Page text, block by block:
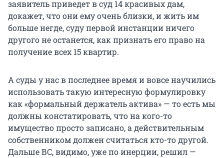
заявитель приведет в суд 14 красивых дам,
докажет, что они ему очень близки, и жить им
больше негде, суду первой инстанции ничего
другого не останется, как признать его право на
получение всех 15 квартир.
А суды у нас в последнее время и вовсе научились
использовать такую интересную формулировку
как «формальный держатель актива» — то есть мы
должны констатировать, что на кого-то
имущество просто записано, а действительным
собственником должен считаться кто-то другой.
Дальше ВС, видимо, уже по инерции, решил —